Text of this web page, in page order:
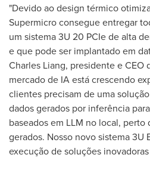
"Devido ao design térmico
Supermicro consegue entregar
um sistema 3U 20 PCIe de alta
e que pode ser implantado em
Charles Liang, presidente e CEO
mercado de IA está crescendo
clientes precisam de uma
dados gerados por inferência
baseados em LLM no local, perto
gerados. Nosso novo sistema 3U
execução de soluções